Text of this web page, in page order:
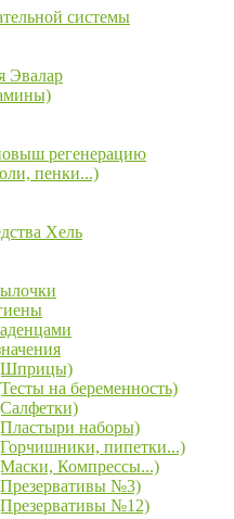
системы
Эвалар
регенерацию
пенки...)
Хель
(Шприцы)
на беременность)
наборы)
пипетки...)
Компрессы...)
№3)
№12)